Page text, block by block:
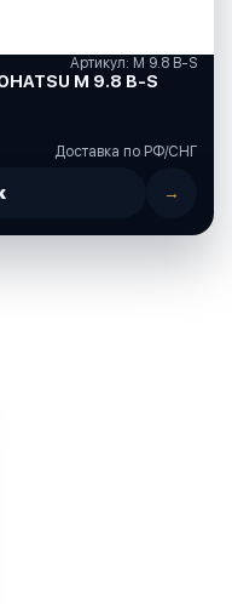
Артикул: M 9.8 B-S
M 9.8 B-S
Доставка по РФ/СНГ
→